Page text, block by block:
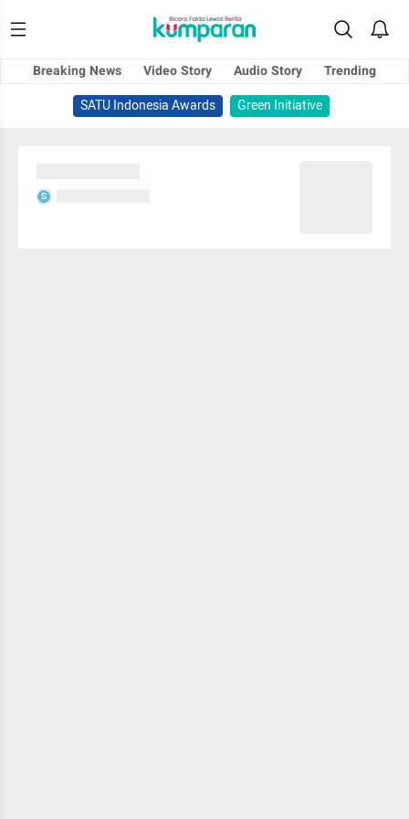
Breaking News Video Story Audio Story
Trending
SATU Indonesia Awards
Green Initiative
S